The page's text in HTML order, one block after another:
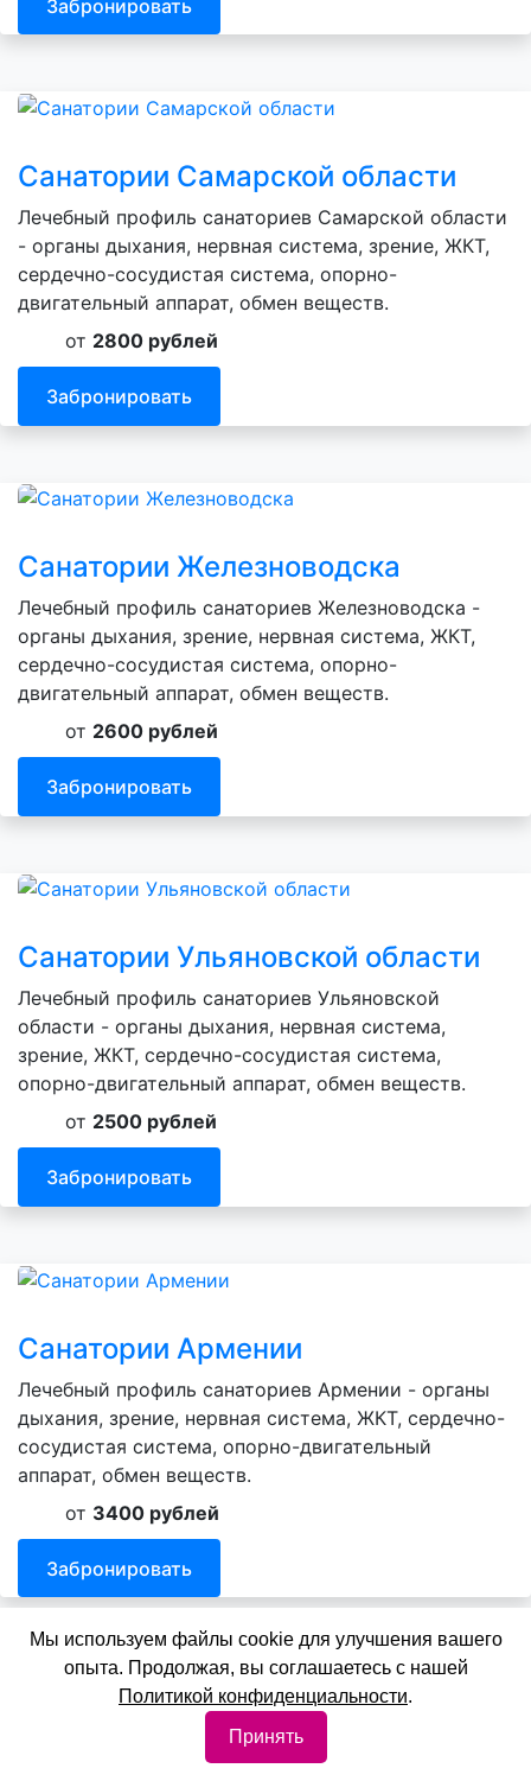
Забронировать
Санатории Самарской области
Лечебный профиль санаториев Самарской области
- органы дыхания, нервная система, зрение, ЖКТ,
сердечно-сосудистая система, опорно-
двигательный аппарат, обмен веществ.
от 2800 рублей
Забронировать
Санатории Железноводска
Лечебный профиль санаториев Железноводска -
органы дыхания, зрение, нервная система, ЖКТ,
сердечно-сосудистая система, опорно-
двигательный аппарат, обмен веществ.
от 2600 рублей
Забронировать
Санатории Ульяновской области
Лечебный профиль санаториев Ульяновской
области - органы дыхания, нервная система,
зрение, ЖКТ, сердечно-сосудистая система,
опорно-двигательный аппарат, обмен веществ.
от 2500 рублей
Забронировать
Санатории Армении
Лечебный профиль санаториев Армении - органы
дыхания, зрение, нервная система, ЖКТ, сердечно-
сосудистая система, опорно-двигательный
аппарат, обмен веществ.
от 3400 рублей
Забронировать
Санатории Якутии
Мы используем файлы cookie для улучшения вашего
опыта. Продолжая, вы соглашаетесь с нашей
Политикой конфиденциальности.
Принять